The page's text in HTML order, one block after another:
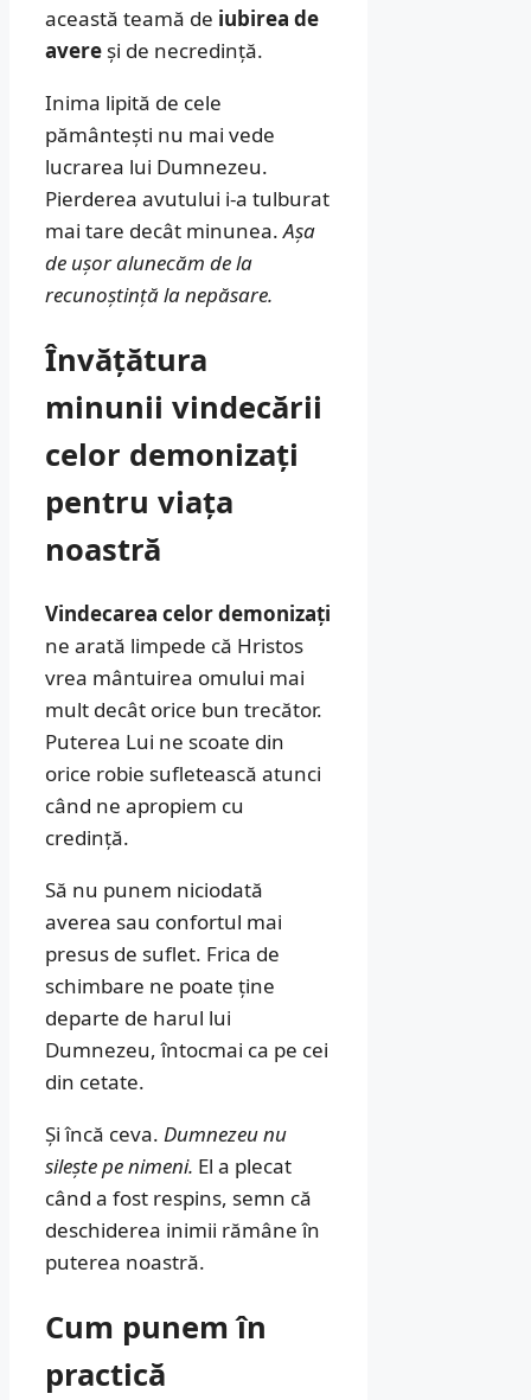
această teamă de iubirea de
avere și de necredință.
Inima lipită de cele
pământești nu mai vede
lucrarea lui Dumnezeu.
Pierderea avutului i-a tulburat
mai tare decât minunea.Așa
de ușor alunecăm de la
recunoștință la nepăsare.
Învățătura
minunii vindecării
celor demonizați
pentru viața
noastră
Vindecarea celor demonizați
ne arată limpede că Hristos
vrea mântuirea omului mai
mult decât orice bun trecător.
Puterea Lui ne scoate din
orice robie sufletească atunci
când ne apropiem cu
credință.
Să nu punem niciodată
averea sau confortul mai
presus de suflet. Frica de
schimbare ne poate ține
departe de harul lui
Dumnezeu, întocmai ca pe cei
din cetate.
Și încă ceva. Dumnezeu nu
silește pe nimeni. El a plecat
când a fost respins, semn că
deschiderea inimii rămâne în
puterea noastră.
Cum punem în
practică